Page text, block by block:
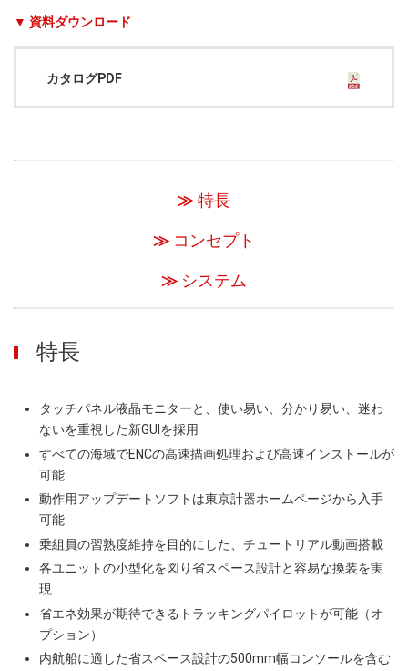
▼ 資料ダウンロード
カタログPDF
≫特長
≫ コンセプト
≫ システム
特長
タッチパネル液晶モニターと、使い易い、分かり易い、迷わ
ないを重視した新GUIを採用
すべての海域でENCの高速描画処理および高速インストールが
可能
動作用アップデートソフトは東京計器ホームページから入手
可能
乗組員の習熟度維持を目的にした、チュートリアル動画搭載
各ユニットの小型化を図り省スペース設計と容易な換装を実
現
省エネ効果が期待できるトラッキングパイロットが可能（オ
プション）
内航船に適した省スペース設計の500mm幅コンソールを含む